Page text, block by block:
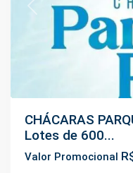
Previous
CHÁCARAS
Lotes de 600...
Valor Promocional